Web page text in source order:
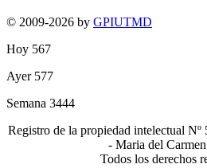
© 2009-2026 by GPIUTMD
Hoy 567
Ayer 577
Semana 3444
Registro de la propiedad intelectual
- Maria del
Todos los derechos